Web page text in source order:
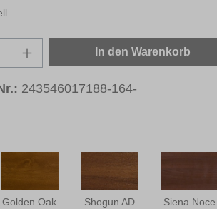
Golden Oak Shogun AD Siena Noce
Anzahl: Gib denIn den Warenkorb
243546017188-164-